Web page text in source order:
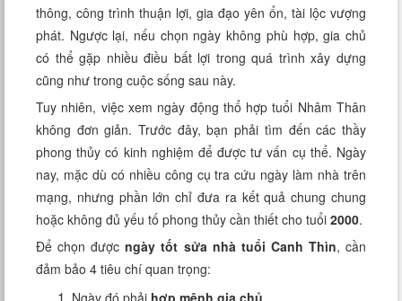
Cung hoàng đạo
thông, công trình thuận lợi, gia đạo yên ổn, tài lộc vượng
phát. Ngược lại, nếu chọn ngày không phù hợp, gia chủ
có thể gặp nhiều điều bất lợi trong quá trình xây dựng
cũng như trong cuộc sống sau này.
Tuy nhiên, việc xem ngày động thổ hợp tuổi Nhâm Thân
không đơn giản. Trước đây, bạn phải tìm đến các thầy
phong thủy có kinh nghiệm để được tư vấn cụ thể. Ngày
nay, mặc dù có nhiều công cụ tra cứu ngày làm nhà trên
mạng, nhưng phần lớn chỉ đưa ra kết quả chung chung
hoặc không đủ yếu tố phong thủy cần thiết cho tuổi 2000.
Để chọn đượcngày tốt sửa nhà tuổi Canh Thìn, cần
đảm bảo 4 tiêu chí quan trọng:
Ngày đó phải hợp mệnh gia chủ